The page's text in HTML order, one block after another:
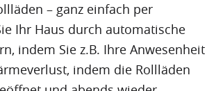
– ganz einfach per
Ihr Haus durch automatische
indem Sie z.B. Ihre Anwesenheit
indem die Rollläden